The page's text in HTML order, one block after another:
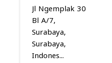
Jl Ngemplak 30
Bl A/7,
Surabaya,
Surabaya,
Indones...